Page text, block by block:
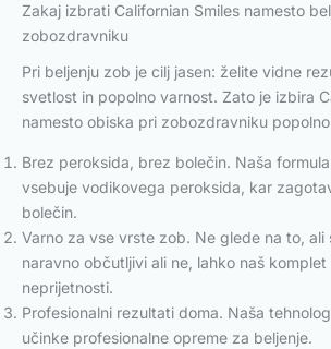
Zakaj izbrati Californian Smiles namesto
zobozdravniku
Pri beljenju zob je cilj jasen: želite vidne
svetlost in popolno varnost. Zato je izbira
namesto obiska pri zobozdravniku
Brez peroksida, brez bolečin. Naša
vsebuje vodikovega peroksida, kar
bolečin.
Varno za vse vrste zob. Ne glede na to, ali
naravno občutljivi ali ne, lahko naš
neprijetnosti.
Profesionalni rezultati doma. Naša
učinke profesionalne opreme za beljenje.